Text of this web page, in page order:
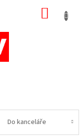
Do kanceláře